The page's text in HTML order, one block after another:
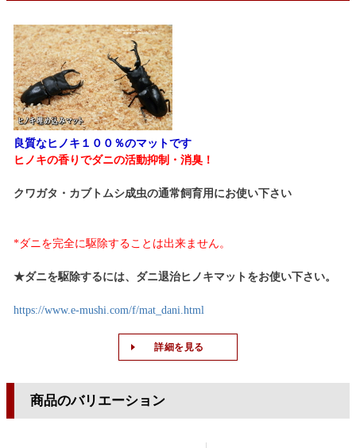
良質なヒノキ１００％のマットです
ヒノキの香りでダニの活動抑制・消臭！
クワガタ・カブトムシ成虫の通常飼育用にお使い下さい
*ダニを完全に駆除することは出来ません。
★ダニを駆除するには、ダニ退治ヒノキマットをお使い下さい。
https://www.e-mushi.com/f/mat_dani.html
詳細を見る
商品のバリエーション